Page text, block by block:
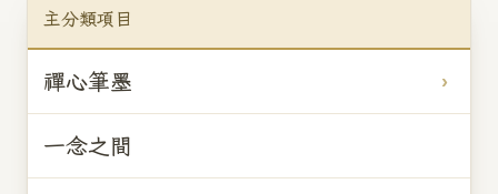
主分類項目
禪心筆墨
一念之間